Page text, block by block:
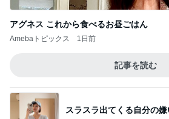
アグネス これから食べるお昼ごはん
Amebaトピックス 1日前
記事を読む
スラスラ出てくる自分の